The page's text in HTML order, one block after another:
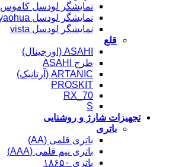
نمایشگر لودسل کاموس
نمایشگر لودسل yaohua
نمایشگر لودسل vista
قلع
ASAHI (اورجینال)
طرح ASAHI
ARTANIC (آرتانیک)
PROSKIT
RX_70
S
تجهیزات شارژ و روشنایی
باتری
باتری قلمی (AA)
باتری نیم قلمی (AAA)
باتری ۱۸۶۵۰